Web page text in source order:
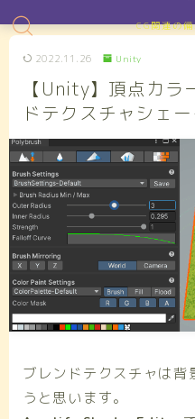
CG関連の
2022.11.26 Unity
【Unity】頂点カラ
ドテクスチャシェ
ブレンドテクスチャは
うと思います。